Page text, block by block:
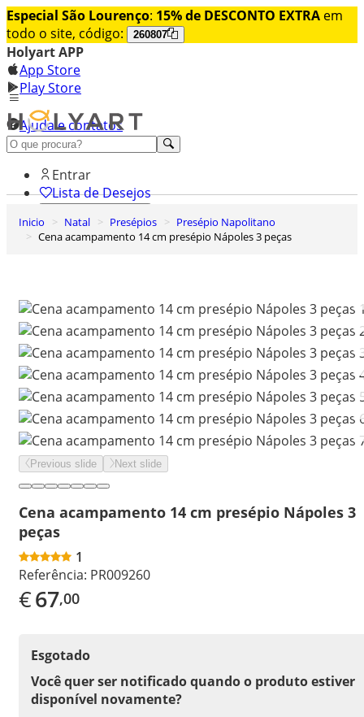
Especial São Lourenço: 15% de DESCONTO EXTRA em
todo o site, código:
260807
Holyart APP
App Store
Play Store
Ajuda e contatos
Conheça premium
Entrar
Lista de Desejos
Carrinho de Compras
Inicio Natal Presépios
Presépio Napolitano
Cena acampamento 14 cm presépio Nápoles 3 peças
Previous slide Next slide
Cena acampamento 14 cm presépio Nápoles 3
peças
1
Referência: PR009260
€67,00
Esgotado
Você quer ser notificado quando o produto estiver
disponível novamente?